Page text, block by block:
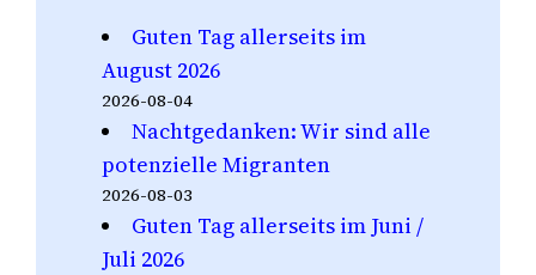
Guten Tag allerseits im
August 2026
2026-08-04
Nachtgedanken: Wir sind alle
potenzielle Migranten
2026-08-03
Guten Tag allerseits im Juni /
Juli 2026